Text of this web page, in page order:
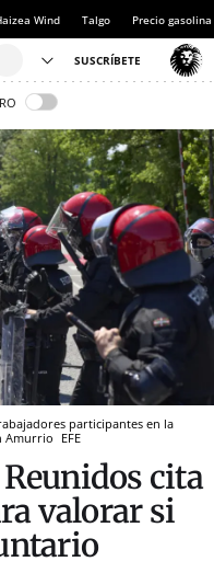
Wind Talgo Precio gasolina
participantes en la
Amurrio EFE
cita
valorar si